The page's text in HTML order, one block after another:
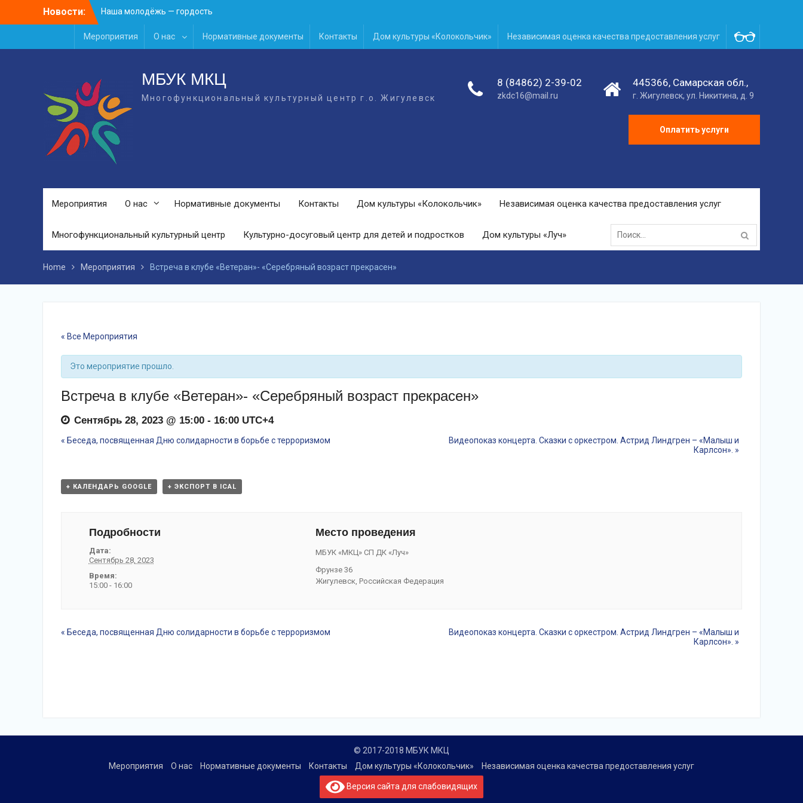
Новости:
Наша молодёжь — гордость
Жигулёвска!
День России
Встречаем новый творческий сезон
Мероприятия О нас Нормативные документы Контакты Дом культуры «Колокольчик» Независимая оценка качества предоставления услуг
МБУК МКЦ
Многофункциональный культурный центр г.о. Жигулевск
8 (84862) 2-39-02
zkdc16@mail.ru
445366, Самарская обл.,
г. Жигулевск, ул. Никитина, д. 9
Мероприятия О нас Нормативные документы Контакты Дом культуры «Колокольчик» Независимая оценка качества предоставления услуг
Многофункциональный культурный центр Культурно-досуговый центр для детей и подростков Дом культуры «Луч»
Search
for:
Оплатить услуги
Home Мероприятия Встреча в клубе «Ветеран»- «Серебряный возраст прекрасен»
« Все Мероприятия
Это мероприятие прошло.
Встреча в клубе «Ветеран»- «Серебряный возраст прекрасен»
Сентябрь 28, 2023 @ 15:00 - 16:00 UTC+4
события
« Беседа, посвященная Дню солидарности в борьбе с терроризмом
Видеопоказ концерта. Сказки с оркестром. Астрид Линдгрен – «Малыш и
Карлсон». »
+ КАЛЕНДАРЬ GOOGLE + ЭКСПОРТ В ICAL
Подробности
Дата:
Сентябрь 28, 2023
Время:
15:00 - 16:00
Место проведения
МБУК «МКЦ» СП ДК «Луч»
Фрунзе 36
Жигулевск, Российская Федерация
события
« Беседа, посвященная Дню солидарности в борьбе с терроризмом
Видеопоказ концерта. Сказки с оркестром. Астрид Линдгрен – «Малыш и
Карлсон». »
© 2017-2018 МБУК МКЦ
Мероприятия
О нас Нормативные документы Контакты Дом культуры «Колокольчик» Независимая оценка качества предоставления услуг
Версия сайта для слабовидящих